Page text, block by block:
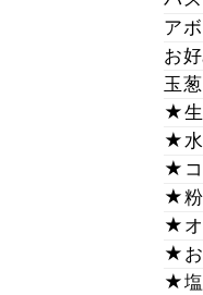
ア
お
玉
★生
★水
★コ
★粉
★オ
★お
★塩